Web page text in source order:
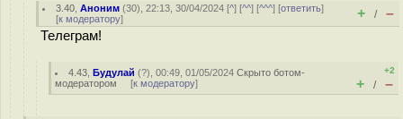
3.40 ,Аноним (30), 22:13, 30/04/2024 [^] [^^] [^^^] [ответить]
[к модератору] + / –
Телеграм!
4.43 ,Будулай (?), 00:49, 01/05/2024Скрыто ботом-
модератором [к модератору]
+2
+ / –